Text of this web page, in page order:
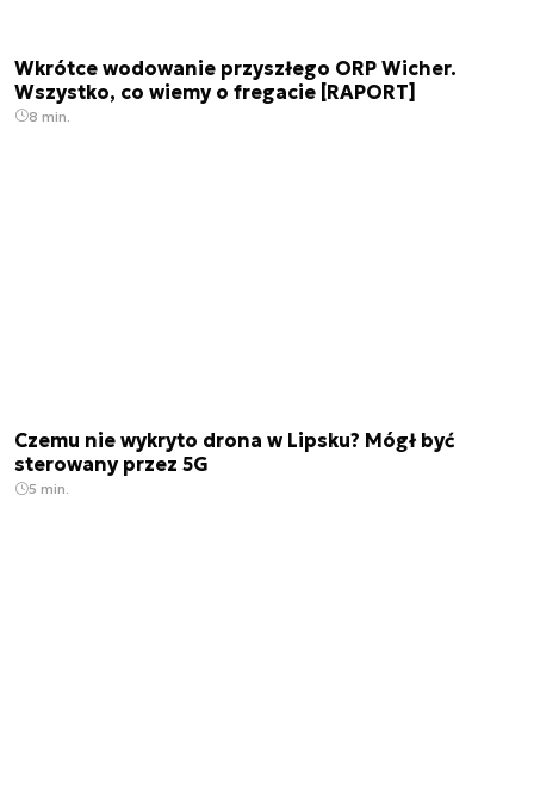
Wkrótce wodowanie przyszłego ORP Wicher.
Wszystko, co wiemy o fregacie [RAPORT]
8 min.
Czemu nie wykryto drona w Lipsku? Mógł być
sterowany przez 5G
5 min.